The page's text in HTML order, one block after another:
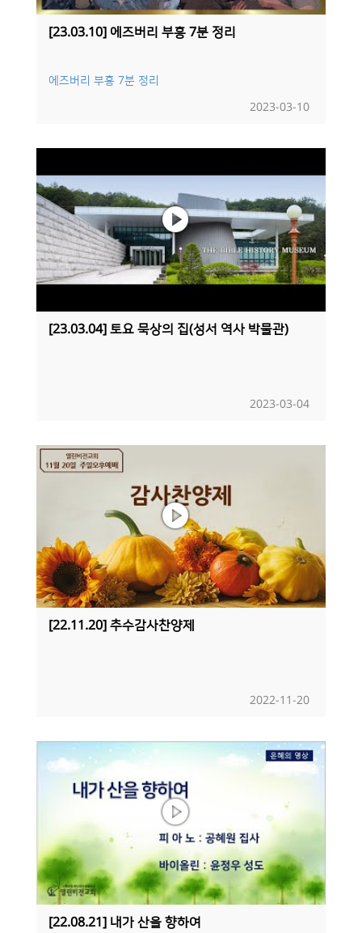
[23.03.10] 에즈버리 부흥 7분 정리
에즈버리 부흥 7분 정리
2023-03-10
[23.03.04] 토요 묵상의 집(성서 역사 박물관)
2023-03-04
[22.11.20] 추수감사찬양제
2022-11-20
[22.08.21] 내가 산을 향하여